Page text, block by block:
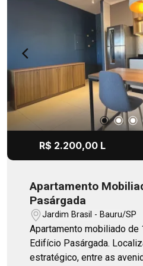
tornando-se uma
moradia quanto para
rentabilidade e
R$ 2.200,00 L
Apartamento
Pasárgada
Jardim Brasil - Bauru/SP
Apartamento mobiliado de
Edifício Pasárgada. Localizado em local
estratégico, entre as